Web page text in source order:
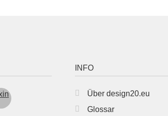
INFO
Über design20.eu
Glossar